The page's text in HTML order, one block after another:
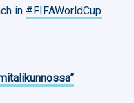
in #FIFAWorldCup